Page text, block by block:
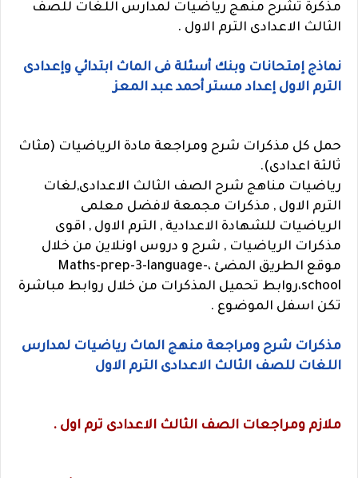
مذكرة تشرح منهج رياضيات لمدارس اللغات للصف
الثالث الاعدادى الترم الاول .
نماذج إمتحانات وبنك أسئلة فى الماث ابتدائي وإعدادى
الترم الاول إعداد مستر أحمد عبد المعز
حمل كل مذكرات شرح ومراجعة مادة الرياضيات (مثاث
ثالثة اعدادى).
رياضيات مناهج شرح الصف الثالث الاعدادى,لغات
الترم الاول , مذكرات مجمعة لافضل معلمى
الرياضيات للشهادة الاعدادية , الترم الاول , اقوى
مذكرات الرياضيات , شرح و دروس اونلاين من خلال
موقع الطريق المضئ ،Maths-prep-3-language-
school، روابط تحميل المذكرات من خلال روابط مباشرة
تكن اسفل الموضوع .
مذكرات شرح ومراجعة منهج الماث رياضيات لمدارس
اللغات للصف الثالث الاعدادى الترم الاول
ملازم ومراجعات الصف الثالث الاعدادى ترم اول .